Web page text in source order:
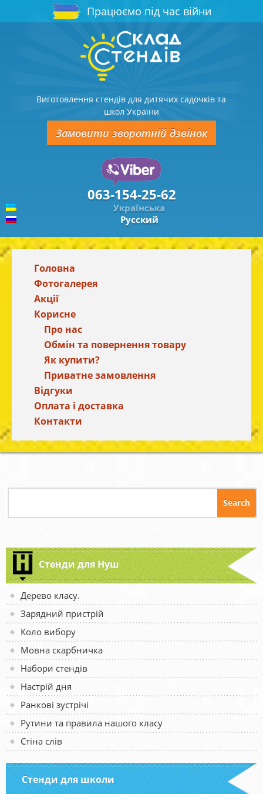
Працюємо під час війни
Виготовлення стендів для дитячих садочків та
школ України
Замовити зворотній дзвінок
063-154-25-62
Українська
Русский
Головна
Фотогалерея
Акції
Корисне
Про нас
Обмін та повернення товару
Як купити?
Приватне замовлення
Відгуки
Оплата і доставка
Контакти
Стенди для Нуш
Дерево класу.
Зарядний пристрій
Коло вибору
Мовна скарбничка
Набори стендів
Настрій дня
Ранкові зустрічі
Рутини та правила нашого класу
Стіна слів
Стенди для школи